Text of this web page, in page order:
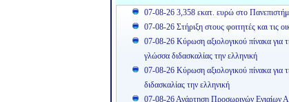
07-08-26 3,358 εκατ. ευρώ στο
07-08-26 Στήριξη στους φοιτητές και τις
07-08-26 Κύρωση αξιολογικού πίνακα
γλώσσα διδασκαλίας την ελληνική
07-08-26 Κύρωση αξιολογικού πίνακα
διδασκαλίας την ελληνική
07-08-26 Ανάρτηση Προσωρινών